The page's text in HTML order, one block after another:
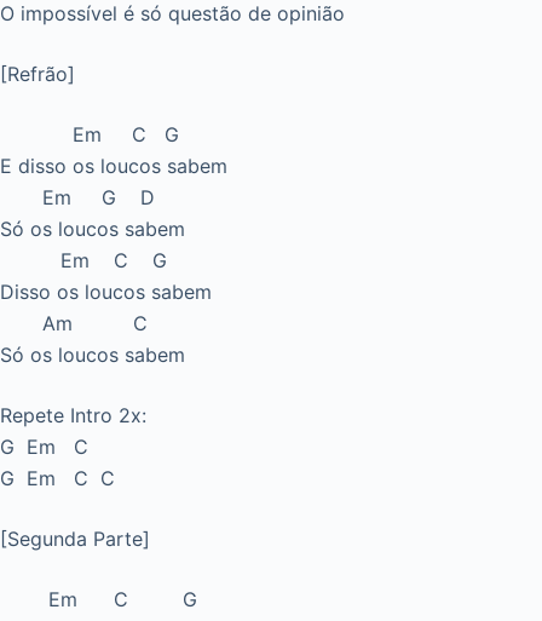
O impossível é só questão de opinião
[Refrão]
Em C G
E disso os loucos sabem
Em G D
Só os loucos sabem
Em C G
Disso os loucos sabem
Am C
Só os loucos sabem
Repete Intro 2x:
G Em C
G Em C C
[Segunda Parte]
Em C G